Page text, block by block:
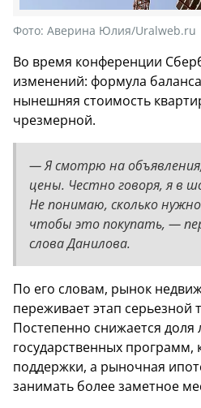
Фото: Аверина Юлия/Uralweb.ru
Во время конференции
изменений: формула
нынешняя стоимость
чрезмерной.
— Я смотрю на
цены. Честно говоря, я в
Не понимаю, сколько
чтобы это покупать, —
слова Данилова.
По его словам, рынок
переживает этап серьезной
Постепенно снижается доля
государственных
поддержки, а рыночная
занимать более заметное